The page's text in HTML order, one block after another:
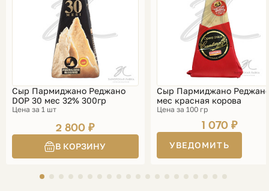
Сыр Пармиджано Реджано
DOP 30 мес 32% 300гр
Цена за 1 шт
2 800 ₽
Сыр Пармиджано
мес красная корова
Цена за 100 гр
1 070 ₽
УВЕДОМИТЬ